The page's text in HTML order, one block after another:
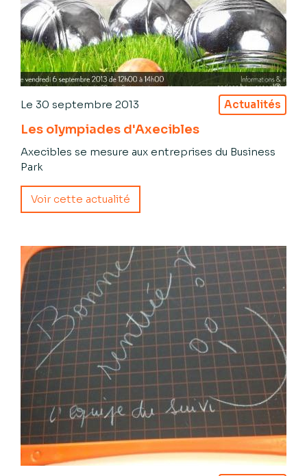
Le 30 septembre 2013 Actualités
Les olympiades d'Axecibles
Axecibles se mesure aux entreprises du Business
Park
Voir cette actualité